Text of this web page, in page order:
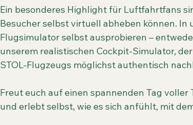
Ein besonderes Highlight für Luftfahrtfans
Besucher selbst virtuell abheben können.
Flugsimulator selbst ausprobieren –
unserem realistischen Cockpit-Simulator,
STOL-Flugzeugs möglichst authentisch
Freut euch auf einen spannenden Tag
und erlebt selbst, wie es sich anfühlt, mit